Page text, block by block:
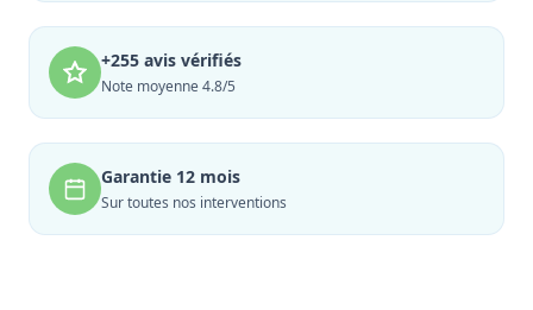
+255 avis vérifiés
Note moyenne 4.8/5
Garantie 12 mois
Sur toutes nos interventions